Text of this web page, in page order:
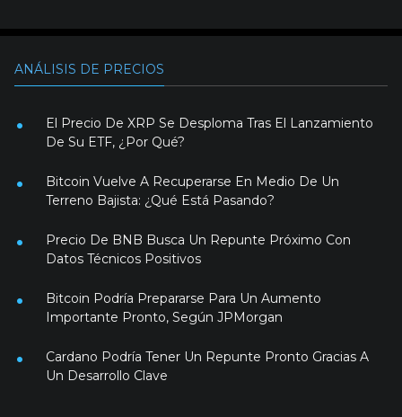
ANÁLISIS DE PRECIOS
El Precio De XRP Se Desploma Tras El Lanzamiento
De Su ETF, ¿Por Qué?
Bitcoin Vuelve A Recuperarse En Medio De Un
Terreno Bajista: ¿Qué Está Pasando?
Precio De BNB Busca Un Repunte Próximo Con
Datos Técnicos Positivos
Bitcoin Podría Prepararse Para Un Aumento
Importante Pronto, Según JPMorgan
Cardano Podría Tener Un Repunte Pronto Gracias A
Un Desarrollo Clave